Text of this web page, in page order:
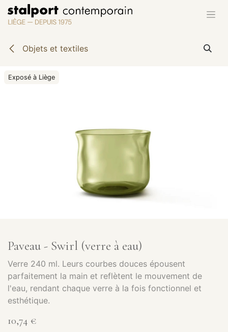
Se rendre au contenu
Objets et textiles
Exposé à Liège
Paveau - Swirl (verre à eau)
Verre 240 ml. Leurs courbes douces épousent
parfaitement la main et reflètent le mouvement de
l'eau, rendant chaque verre à la fois fonctionnel et
esthétique.
10,74 €